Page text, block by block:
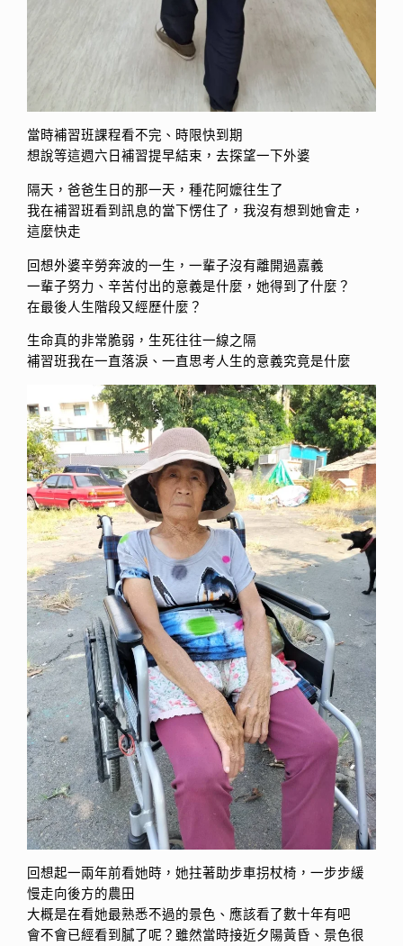
當時補習班課程看不完、時限快到期
想說等這週六日補習提早結束，去探望一下外婆
隔天，爸爸生日的那一天，種花阿嬤往生了
我在補習班看到訊息的當下愣住了，我沒有想到她會走，
這麼快走
回想外婆辛勞奔波的一生，一輩子沒有離開過嘉義
一輩子努力、辛苦付出的意義是什麼，她得到了什麼？
在最後人生階段又經歷什麼？
生命真的非常脆弱，生死往往一線之隔
補習班我在一直落淚、一直思考人生的意義究竟是什麼
回想起一兩年前看她時，她拄著助步車拐杖椅，一步步緩
慢走向後方的農田
大概是在看她最熟悉不過的景色、應該看了數十年有吧
會不會已經看到膩了呢？雖然當時接近夕陽黃昏、景色很